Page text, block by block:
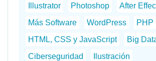
Illustrator
Photoshop
After
Más Software
WordPress
PHP
HTML, CSS y JavaScript
Big
Ciberseguridad
Ilustración